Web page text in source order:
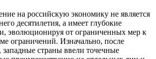
на российскую экономику не является
десятилетия, а имеет глубокие
эволюционируя от ограниченных мер к
ограничений. Изначально, после
западные страны ввели точечные